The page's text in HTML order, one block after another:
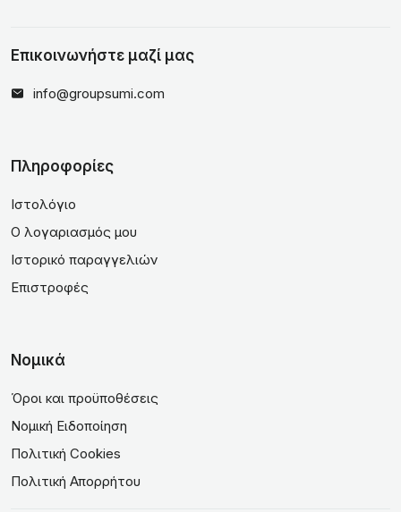
Επικοινωνήστε μαζί μας
info@groupsumi.com
Πληροφορίες
Ιστολόγιο
Ο λογαριασμός μου
Ιστορικό παραγγελιών
Επιστροφές
Νομικά
Όροι και προϋποθέσεις
Νομική Ειδοποίηση
Πολιτική Cookies
Πολιτική Απορρήτου